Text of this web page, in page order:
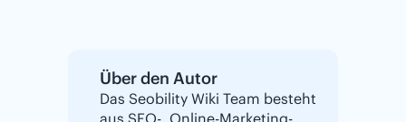
Über den Autor
Das Seobility Wiki Team besteht
aus SEO-, Online-Marketing-